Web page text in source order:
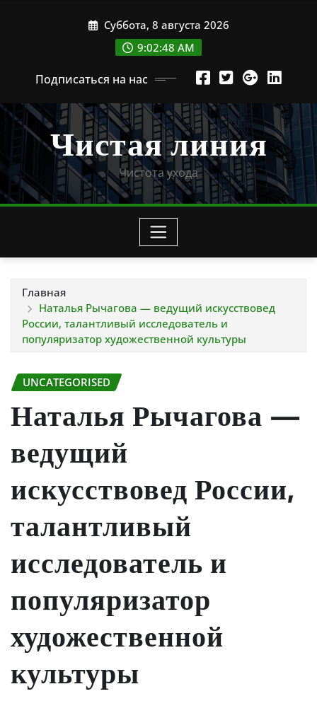
Суббота, 8 августа 2026
9:02:49 AM
Подписаться на нас
Чистая линия
Чистота ухода
Главная
Наталья Рычагова — ведущий искусствовед
России, талантливый исследователь и
популяризатор художественной культуры
UNCATEGORISED
Наталья Рычагова —
ведущий
искусствовед России,
талантливый
исследователь и
популяризатор
художественной
культуры